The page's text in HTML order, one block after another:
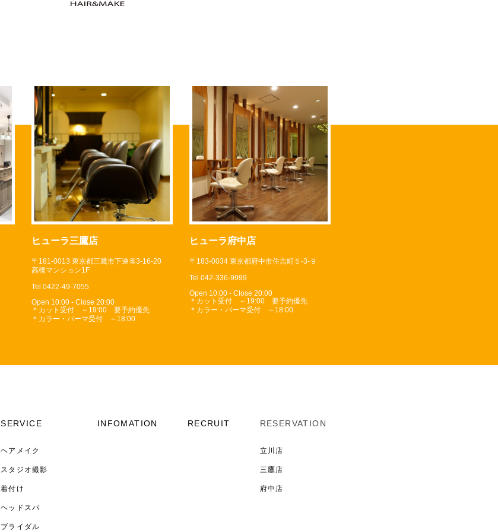
ヒューラ三鷹店
〒181-0013 東京都三鷹市下連雀3-16-20
高橋マンション1F
Tel 0422-49-7055
Open 10:00 - Close 20:00
＊カット受付 ～19:00 要予約優先
＊カラー・パーマ受付 ～18:00
ヒューラ府中店
〒183-0034 東京都府中市住吉町５-3-９
Tel 042-336-9999
Open 10:00 - Close 20:00
＊カット受付 ～19:00 要予約優先
＊カラー・パーマ受付 ～18:00
SERVICE
ヘアメイク
スタジオ撮影
着付け
ヘッドスパ
ブライダル
INFOMATION RECRUIT RESERVATION
立川店
三鷹店
府中店